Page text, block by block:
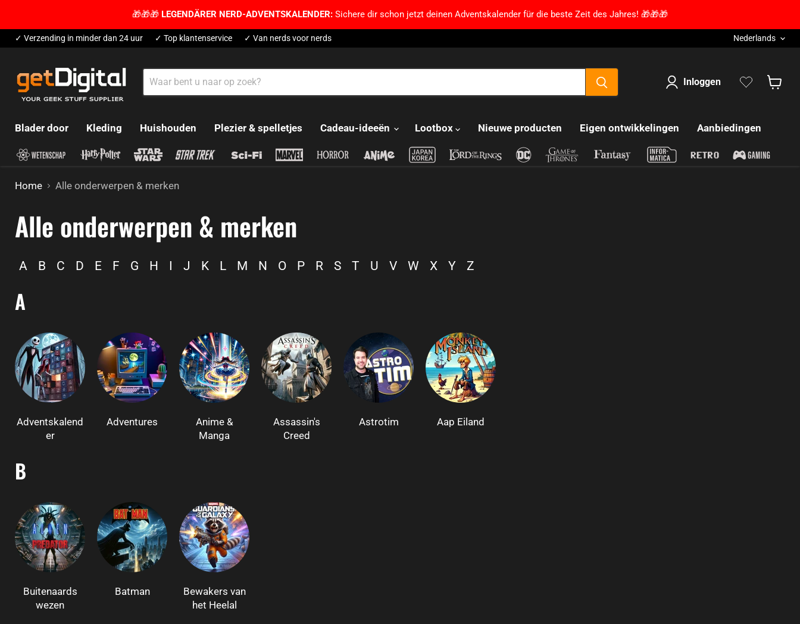
🎁🎁🎁 LEGENDÄRER NERD-ADVENTSKALENDER: Sichere dir schon jetzt deinen Adventskalender für die beste Zeit des Jahres! 🎁🎁🎁
✓ Verzending in minder dan 24 uur ✓ Top klantenservice ✓ Van nerds voor nerds Taal
Nederlands
Inloggen
Blader door Kleding Huishouden Plezier & spelletjes Cadeau-ideeën Lootbox Nieuwe producten Eigen ontwikkelingen Aanbiedingen
Home Alle onderwerpen & merken
Alle onderwerpen & merken
A B C D E F G H I J K L M N O P R S T U V W X Y Z
A
Adventskalend
er
Adventures
Anime &
Manga
Assassin's
Creed
Astrotim Aap Eiland
B
Buitenaards
wezen
Batman
Bewakers van
het Heelal